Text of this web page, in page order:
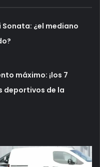
Sonata: ¿el mediano
máximo: ¡los 7
deportivos de la